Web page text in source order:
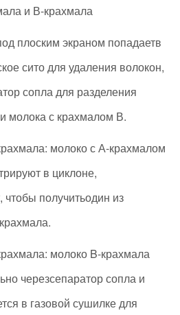
и В-крахмала
плоским экраном попадаетв
сито для удаления волокон,
сопла для разделения
молока с крахмалом В.
молоко с А-крахмалом
в циклоне,
получитьодин из
молоко B-крахмала
черезсепаратор сопла и
в газовой сушилке для